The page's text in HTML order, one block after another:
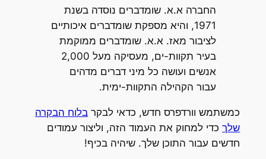
החברה א.א. שומדברים נוסדה בשנת
1971, והיא מספקת שומדברים איכותיים
לציבור מאז. א.א. שומדברים ממוקמת
בעיר תקוות-ים, מעסיקה מעל 2,000
אנשים ועושה כל מיני דברים מדהים
עבור הקהילה התקוות-ימית.
כמשתמש וורדפרס חדש, כדאי לבקר בלוח הבקרה
שלךכדי למחוק את העמוד הזה, וליצור עמודים
חדשים עבור התוכן שלך. שיהיה בכיף!